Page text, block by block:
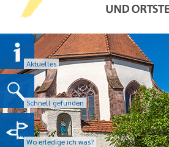
Aktuelles
Schnell gefunden
Wo erledige ich was?